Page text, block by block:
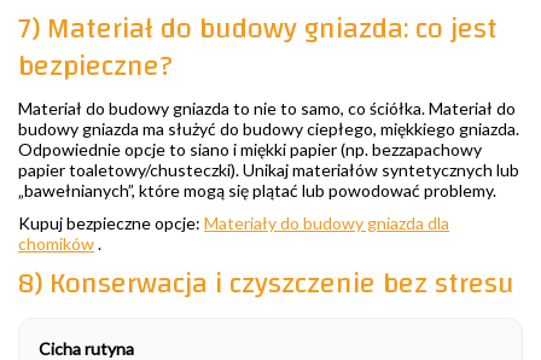
7) Materiał do budowy gniazda: co jest
bezpieczne?
Materiał do budowy gniazda to nie to samo, co ściółka. Materiał do
budowy gniazda ma służyć do budowy ciepłego, miękkiego gniazda.
Odpowiednie opcje to siano i miękki papier (np. bezzapachowy
papier toaletowy/chusteczki). Unikaj materiałów syntetycznych lub
„bawełnianych”, które mogą się plątać lub powodować problemy.
Kupuj bezpieczne opcje: Materiały do budowy gniazda dla
chomików.
8) Konserwacja i czyszczenie bez stresu
Cicha rutyna